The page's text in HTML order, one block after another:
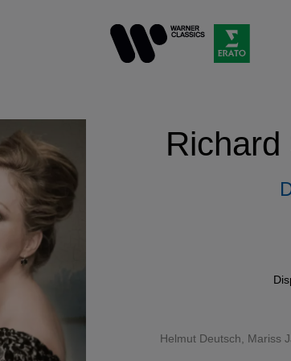
Helmut Deutsch
Mariss